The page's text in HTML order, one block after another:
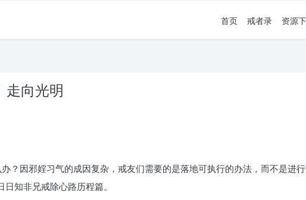
首页 戒者录 资源
走向光明
？因邪婬习气的成因复杂，戒友们需要的是落地可执行的办法，而不是进行
知非兄戒除心路历程篇。